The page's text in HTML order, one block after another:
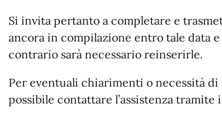
Si invita pertanto a completare e
ancora in compilazione entro tale data e
contrario sarà necessario reinserirle.
Per eventuali chiarimenti o necessità di
possibile contattare l’assistenza tramite